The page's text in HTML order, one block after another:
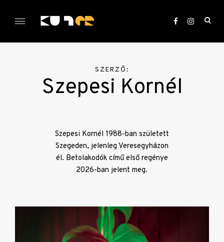
KULTer.hu
SZERZŐ:
Szepesi Kornél
Szepesi Kornél 1988-ban született
Szegeden, jelenleg Veresegyházon
él. Betolakodók című első regénye
2026-ban jelent meg.